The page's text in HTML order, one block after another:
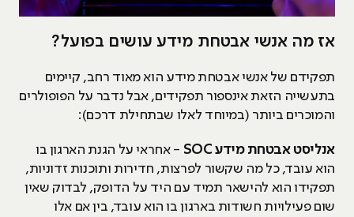
אז מה אנשי אבטחת מידע עושים בפועל?
תפקידם של אנשי אבטחת מידע הוא מאוד רחב, קיימים
בתעשייה הזאת אינספור תפקידים, אבל נדבר על הפופולרים
והמוכרים ביותר (במיוחד לאלו שבתחילת דרכם):
אנליסט אבטחת מידע SOC
- אחראי על הגנת הארגון בו
הוא עובד, כל מה שקשור לפרצות, חדירות ותוכנות זדוניות,
תפקידו הוא להישאר תמיד עם היד על הדופק, לבדוק שאין
שום פעילויות חשודות בארגון בו הוא עובד, בין אם אלו